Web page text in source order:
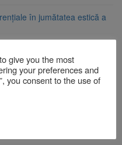
în jumătatea estică a
ar fi agresat soția de două
la cioate. Bărbat prins în
give you the most
your preferences and
you consent to the use of